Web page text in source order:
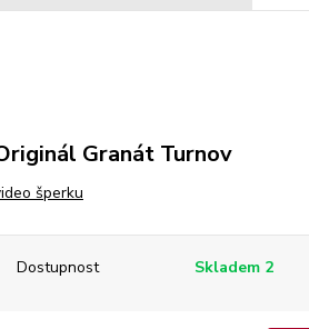
Granát Turnov
šperku
Dostupnost Skladem 2